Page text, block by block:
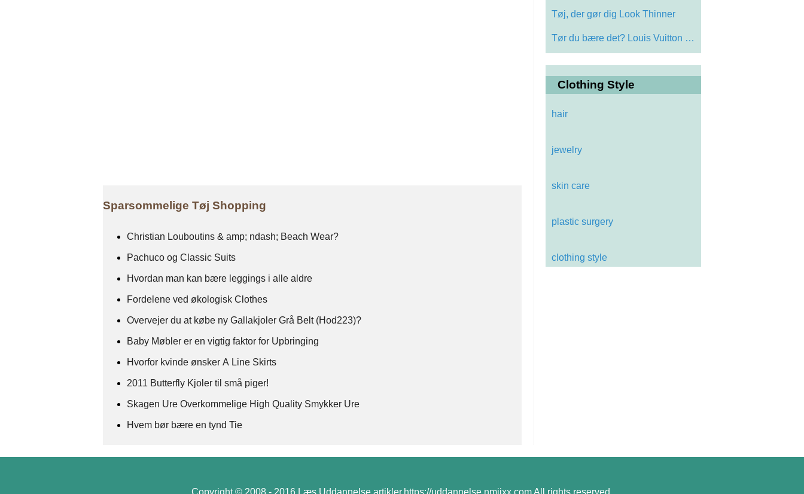
Sparsommelige Tøj Shopping
Christian Louboutins & amp; ndash; Beach Wear?
Pachuco og Classic Suits
Hvordan man kan bære leggings i alle aldre
Fordelene ved økologisk Clothes
Overvejer du at købe ny Gallakjoler Grå Belt (Hod223)?
Baby Møbler er en vigtig faktor for Upbringing
Hvorfor kvinde ønsker A Line Skirts
2011 Butterfly Kjoler til små piger!
Skagen Ure Overkommelige High Quality Smykker Ure
Hvem bør bære en tynd Tie
Tøj, der gør dig Look Thinner
Tør du bære det? Louis Vuitton Tribute…
Clothing Style
hair
jewelry
skin care
plastic surgery
clothing style
Copyright © 2008 - 2016 Læs Uddannelse artikler,https://uddannelse.nmjjxx.com All rights reserved.